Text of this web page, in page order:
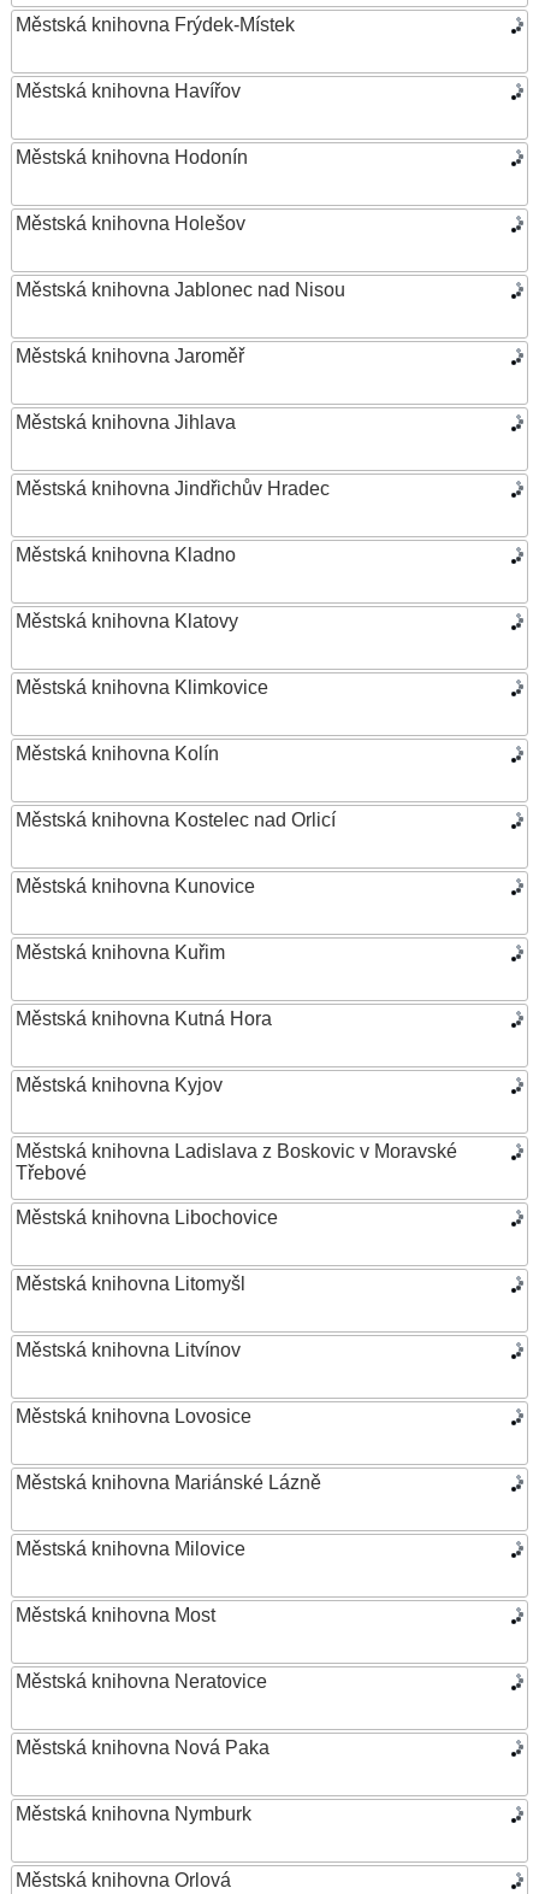
Městská knihovna Frýdek-Místek
Městská knihovna Havířov
Městská knihovna Hodonín
Městská knihovna Holešov
Městská knihovna Jablonec nad Nisou
Městská knihovna Jaroměř
Městská knihovna Jihlava
Městská knihovna Jindřichův Hradec
Městská knihovna Kladno
Městská knihovna Klatovy
Městská knihovna Klimkovice
Městská knihovna Kolín
Městská knihovna Kostelec nad Orlicí
Městská knihovna Kunovice
Městská knihovna Kuřim
Městská knihovna Kutná Hora
Městská knihovna Kyjov
Městská knihovna Ladislava z Boskovic v Moravské
Třebové
Městská knihovna Libochovice
Městská knihovna Litomyšl
Městská knihovna Litvínov
Městská knihovna Lovosice
Městská knihovna Mariánské Lázně
Městská knihovna Milovice
Městská knihovna Most
Městská knihovna Neratovice
Městská knihovna Nová Paka
Městská knihovna Nymburk
Městská knihovna Orlová